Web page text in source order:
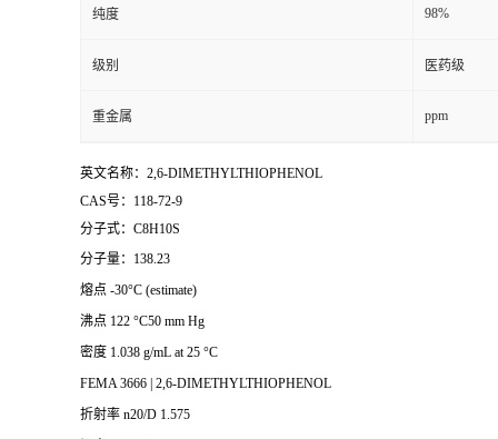
纯度 98%
级别 医药级
重金属 ppm
英文名称：2,6-DIMETHYLTHIOPHENOL
CAS号：118-72-9
分子式：C8H10S
分子量：138.23
熔点 -30°C (estimate)
沸点 122 °C50 mm Hg
密度 1.038 g/mL at 25 °C
FEMA 3666 | 2,6-DIMETHYLTHIOPHENOL
折射率 n20/D 1.575